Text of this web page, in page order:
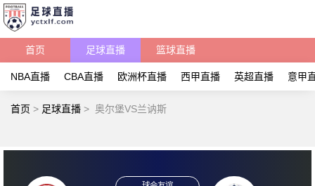
首页 足球直播 篮球直播
NBA直播 CBA直播 欧洲杯直播 西甲直播 英超直播 意甲
首页 > 足球直播 > 奥尔堡VS兰讷斯